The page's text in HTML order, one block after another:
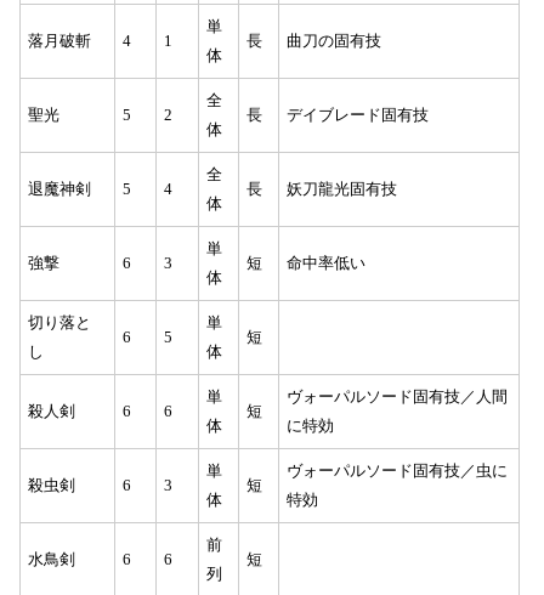
落月破斬 4 1
単
体
長 曲刀の固有技
聖光 5 2
全
体
長 デイブレード固有技
退魔神剣 5 4
全
体
長 妖刀龍光固有技
強撃 6 3
単
体
短 命中率低い
切り落と
し
6 5
単
体
短
殺人剣 6 6
単
体
短
ヴォーパルソード固有技／人間
に特効
殺虫剣 6 3
単
体
短
ヴォーパルソード固有技／虫に
特効
水鳥剣 6 6
前
列
短